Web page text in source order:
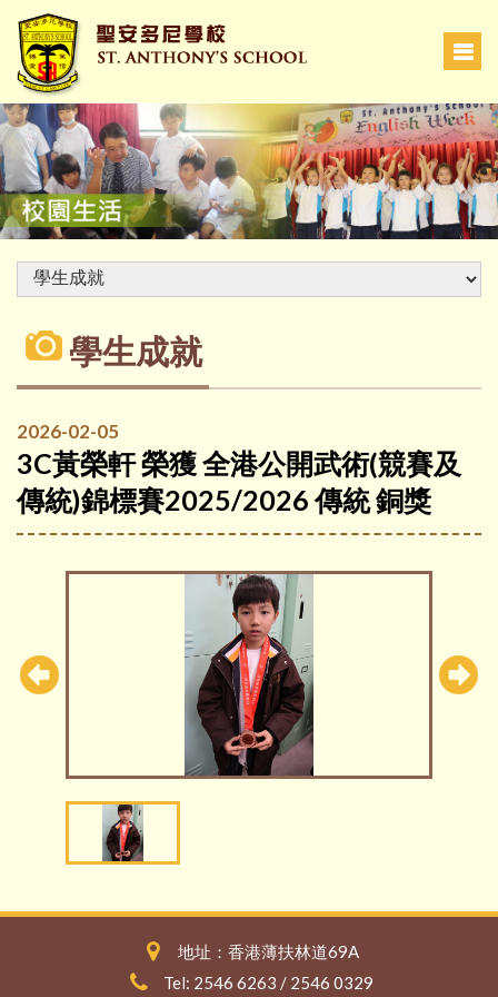
學生成就
2026-02-05
3C黃榮軒 榮獲 全港公開武術(競賽及
傳統)錦標賽2025/2026 傳統 銅獎
地址：香港薄扶林道69A
Tel: 2546 6263 / 2546 0329